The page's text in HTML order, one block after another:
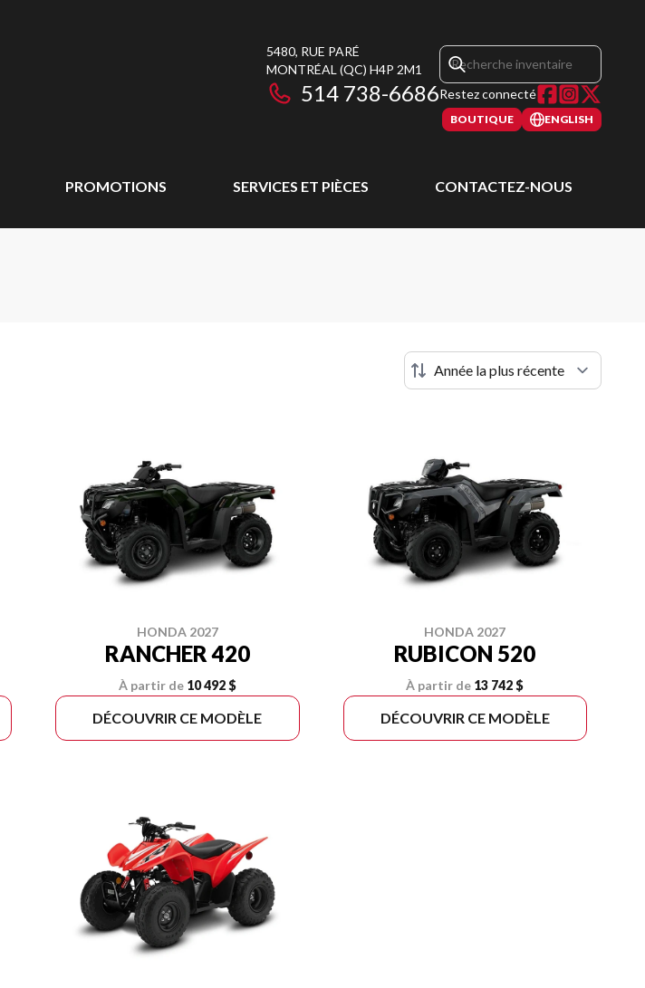
5480, RUE PARÉ
MONTRÉAL (QC) H4P 2M1
514 738-6686Restez connecté
BOUTIQUE ENGLISH
PROMOTIONS SERVICES ET PIÈCES CONTACTEZ-NOUS
HONDA 2027
RANCHER 420
À partir de 10 492 $
DÉCOUVRIR CE MODÈLE
HONDA 2027
RUBICON 520
À partir de 13 742 $
DÉCOUVRIR CE MODÈLE